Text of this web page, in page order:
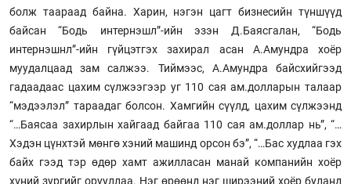
болж таараад байна. Харин, нэгэн цагт бизнесийн түншүүд
байсан “Бодь интернэшл”-ийн эзэн Д.Баясгалан, “Бодь
интернэшнл”-ийн гүйцэтгэх захирал асан А.Амундра хоёр
муудалцаад зам салжээ. Тиймээс, А.Амундра байсхийгээд
гадаадаас цахим сүлжээгээр уг 110 сая ам.долларын талаар
“мэдээлэл” тараадаг болсон. Хамгийн сүүлд, цахим сүлжээнд
“…Баясаа захирлын хайгаад байгаа 110 сая ам.доллар нь”, “…
Хэдэн цүнхтэй мөнгө хэний машинд орсон бэ”, “…Бас худлаа гэх
байх гээд тэр өдөр хамт ажилласан манай компанийн хоёр
хүний зургийг орууллаа. Нэг өрөөнд нэг ширээний хоёр буланд